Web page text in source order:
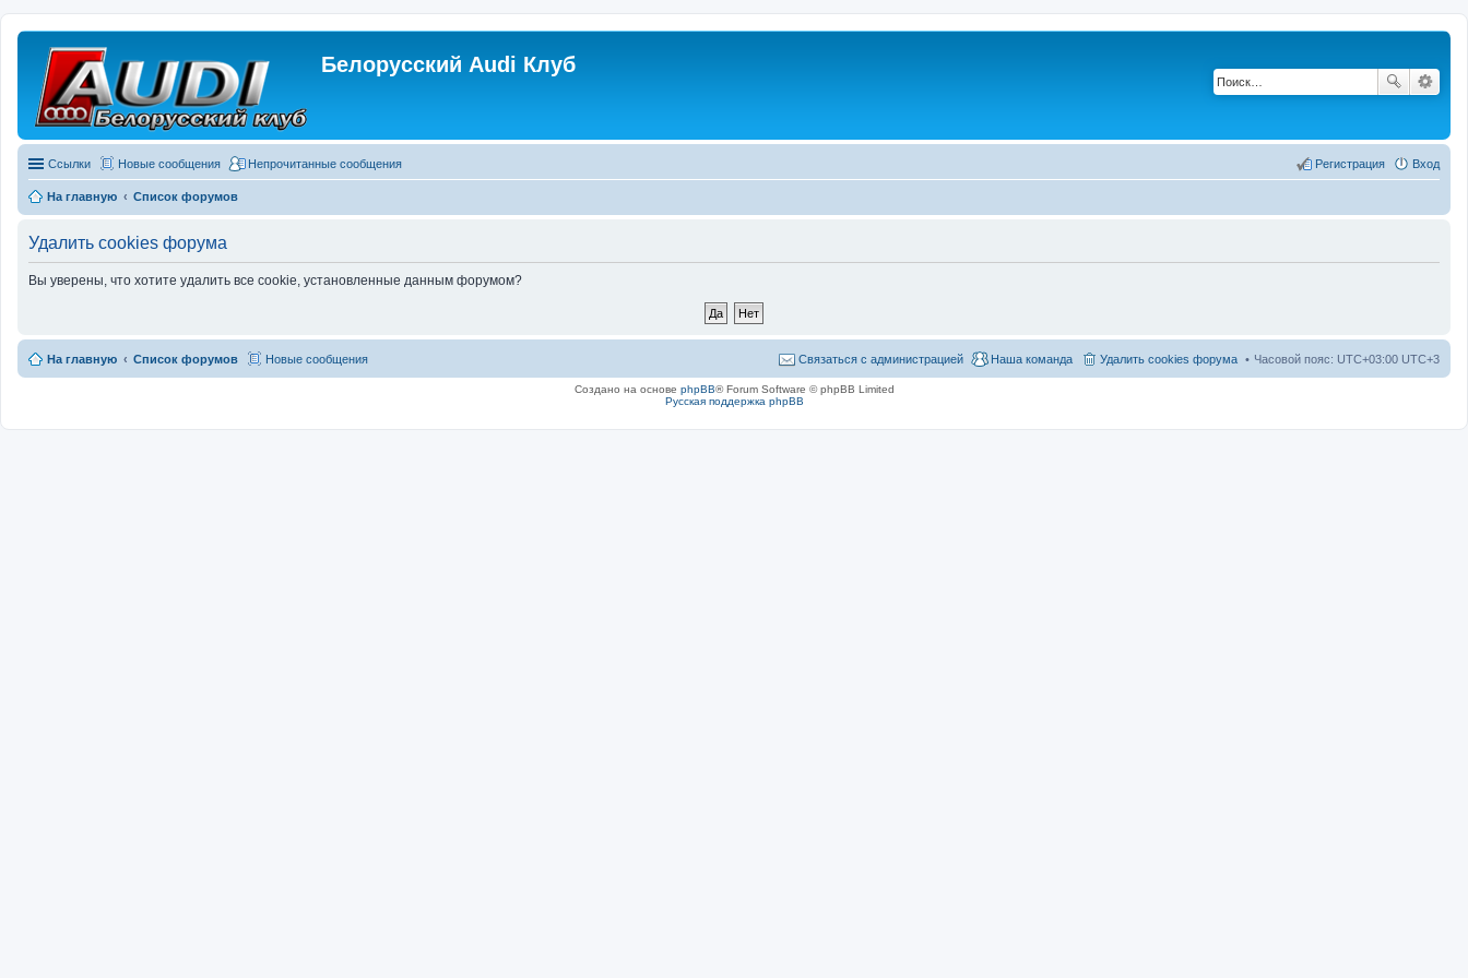
Белорусский Audi Клуб
Ссылки Новые сообщения Непрочитанные сообщения Вход
Регистрация
На главную Список форумов
Удалить cookies форума
Вы уверены, что хотите удалить все cookie, установленные данным форумом?
На главную Список форумов Новые сообщения Часовой пояс: UTC+03:00 UTC+3
Удалить cookies форума
Наша команда
Связаться с администрацией
Создано на основе phpBB® Forum Software © phpBB Limited
Русская поддержка phpBB